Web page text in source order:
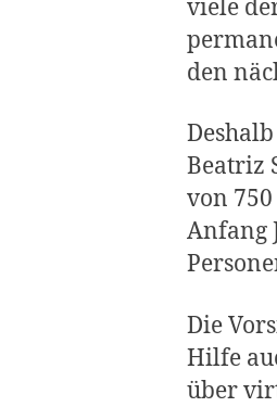
viele
den
Beatriz
von
Anfang
Die
Hilfe
über